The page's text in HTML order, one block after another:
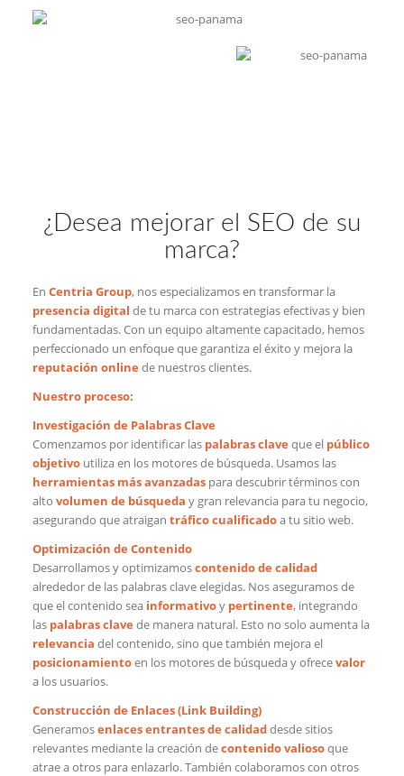
¿Desea mejorar el SEO de su
marca?
En Centria Group, nos especializamos en transformar la
presencia digital de tu marca con estrategias efectivas y bien
fundamentadas. Con un equipo altamente capacitado, hemos
perfeccionado un enfoque que garantiza el éxito y mejora la
reputación online de nuestros clientes.
Nuestro proceso:
Investigación de Palabras Clave
Comenzamos por identificar las palabras clave que el público
objetivoutiliza en los motores de búsqueda. Usamos las
herramientas más avanzadaspara descubrir términos con
alto volumen de búsqueda y gran relevancia para tu negocio,
asegurando que atraigan tráfico cualificadoa tu sitio web.
Optimización de Contenido
Desarrollamos y optimizamoscontenido de calidad
alrededor de las palabras clave elegidas. Nos aseguramos de
que el contenido sea informativoy pertinente, integrando
las palabras clave de manera natural. Esto no solo aumenta la
relevancia del contenido, sino que también mejora el
posicionamientoen los motores de búsqueda y ofrecevalor
a los usuarios.
Construcción de Enlaces (Link Building)
Generamosenlaces entrantes de calidaddesde sitios
relevantes mediante la creación decontenido valiosoque
atrae a otros para enlazarlo. También colaboramos con otros